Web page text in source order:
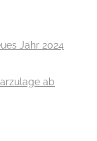
Jahr 2024
ab